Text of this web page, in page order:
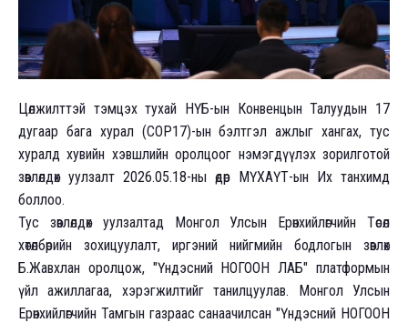
Цөлжилттэй тэмцэх тухай НҮБ-ын Конвенцын Талуудын 17
дугаар бага хурал (СОР17)-ын бэлтгэл ажлыг хангах, тус
хуралд хувийн хэвшлийн оролцоог нэмэгдүүлэх зорилготой
зөвлөлдөх уулзалт 2026.05.18-ны өдөр МҮХАҮТ-ын Их танхимд
боллоо.
Тус зөвлөлдөх уулзалтад Монгол Улсын Ерөнхийлөгчийн Төсөл
хөтөлбөрийн зохицуулалт, иргэний нийгмийн бодлогын зөвлөх
Б.Жавхлан оролцож, "Үндэсний НОГООН ЛАБ" платформын
үйл ажиллагаа, хэрэгжилтийг танилцуулав. Монгол Улсын
Ерөнхийлөгчийн Тамгын газраас санаачилсан "Үндэсний НОГООН